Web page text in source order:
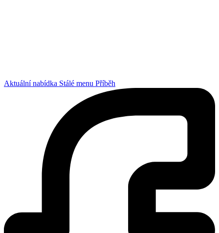
Aktuální nabídka Stálé menu Příběh